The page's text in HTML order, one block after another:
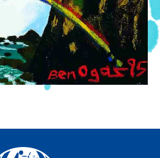
Facebook
YouTube
Instagram